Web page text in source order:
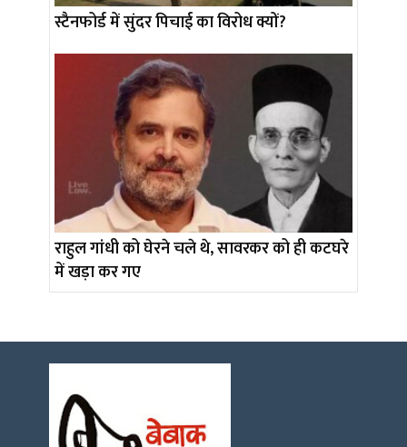
स्टैनफोर्ड में सुंदर पिचाई का विरोध क्यों?
राहुल गांधी को घेरने चले थे, सावरकर को ही कटघरे
में खड़ा कर गए